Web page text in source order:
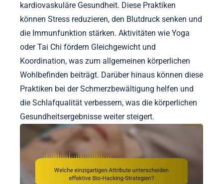
kardiovaskuläre Gesundheit. Diese Praktiken
können Stress reduzieren, den Blutdruck senken und
die Immunfunktion stärken. Aktivitäten wie Yoga
oder Tai Chi fördern Gleichgewicht und
Koordination, was zum allgemeinen körperlichen
Wohlbefinden beiträgt. Darüber hinaus können diese
Praktiken bei der Schmerzbewältigung helfen und
die Schlafqualität verbessern, was die körperlichen
Gesundheitsergebnisse weiter steigert.